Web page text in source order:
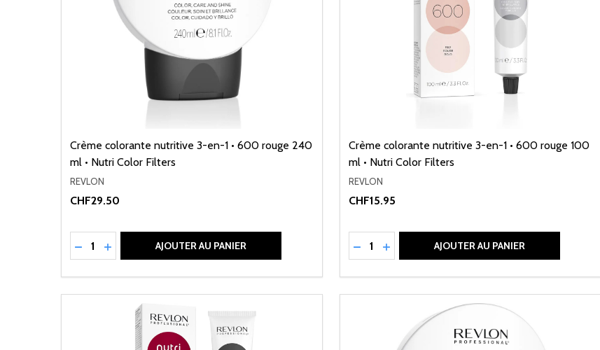
Crème colorante nutritive 3-en-1 • 600 rouge 240
ml • Nutri Color Filters
REVLON
CHF29.50
Quantité:
RÉDUIRE LA QUANTITÉ DE UNDEFINED
AUGMENTER LA QUANTITÉ DE UNDEFINED
AJOUTER AU PANIER
Crème colorante nutritive 3-en-1 • 600 rouge 100
ml • Nutri Color Filters
REVLON
CHF15.95
Quantité:
RÉDUIRE LA QUANTITÉ DE UNDEFINED
AUGMENTER LA QUANTITÉ DE UNDEFINED
AJOUTER AU PANIER